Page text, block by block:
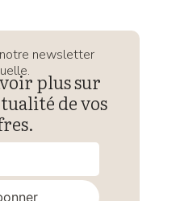
newsletter
plus sur
de vos